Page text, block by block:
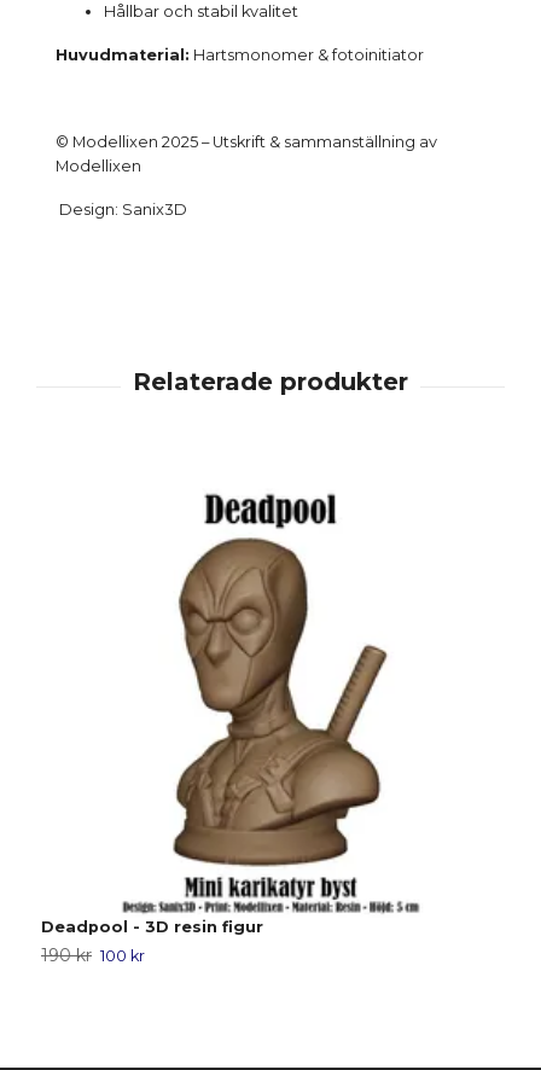
Hållbar och stabil kvalitet
Huvudmaterial: Hartsmonomer & fotoinitiator
© Modellixen 2025 – Utskrift & sammanställning av
Modellixen
Design: Sanix3D
Deadpool - 3D resin figur
190 kr 100 kr